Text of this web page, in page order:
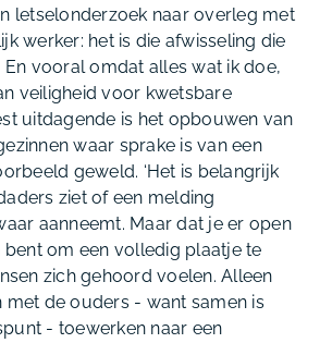
letselonderzoek naar overleg met
werker: het is die afwisseling die
En vooral omdat alles wat ik doe,
veiligheid voor kwetsbare
uitdagende is het opbouwen van
waar sprake is van een
geweld. ‘Het is belangrijk
ziet of een melding
aanneemt. Maar dat je er open
om een volledig plaatje te
zich gehoord voelen. Alleen
met de ouders - want samen is
- toewerken naar een